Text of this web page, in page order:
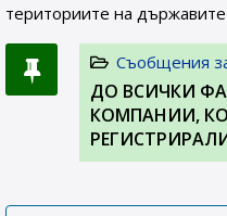
териториите на
Съобщения
ДО ВСИЧКИ
КОМПАНИИ,